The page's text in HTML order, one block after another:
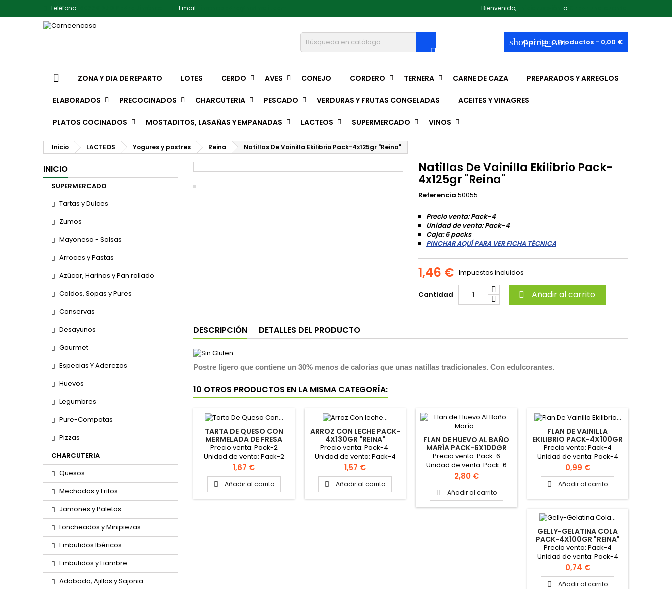
Teléfono: Email: Bienvenido, o
shopping_cart
Carrito:0Productos - 0,00 €

ZONA Y DIA DE REPARTO LOTES CERDO AVES CONEJO CORDERO TERNERA CARNE DE CAZA PREPARADOS Y ARREGLOS
ELABORADOS PRECOCINADOS CHARCUTERIA PESCADO VERDURAS Y FRUTAS CONGELADAS ACEITES Y VINAGRES
PLATOS COCINADOS MOSTADITOS, LASAÑAS Y EMPANADAS LACTEOS SUPERMERCADO VINOS
Inicio LACTEOS Yogures y postres Reina Natillas De Vainilla Ekilibrio Pack-4x125gr "Reina"
INICIO
SUPERMERCADO
Tartas y Dulces
Zumos
Mayonesa - Salsas
Arroces y Pastas
Azúcar, Harinas y Pan rallado
Caldos, Sopas y Pures
Conservas
Desayunos
Gourmet
Especias Y Aderezos
Huevos
Legumbres
Pure-Compotas
Pizzas
CHARCUTERIA
Quesos
Mechadas y Fritos
Jamones y Paletas
Loncheados y Minipiezas
Embutidos Ibéricos
Embutidos y Fiambre
Adobado, Ajillos y Sajonia
Natillas De Vainilla Ekilibrio Pack-
4x125gr "Reina"
Referencia 50055
Precio venta: Pack-4
Unidad de venta: Pack-4
Caja: 6 packs
PINCHAR AQUÍ PARA VER FICHA TÉCNICA
1,46 € Impuestos incluidos
Cantidad  Añadir al carrito
DESCRIPCIÓN DETALLES DEL PRODUCTO
Postre ligero que contiene un 30% menos de calorías que unas natillas tradicionales. Con edulcorantes.
10 OTROS PRODUCTOS EN LA MISMA CATEGORÍA:
TARTA DE QUESO CON
MERMELADA DE FRESA
PACK-2X100GR "REINA"
Precio venta: Pack-2
Unidad de venta: Pack-2
Caja: 12 packs
Precio
1,67 €
 Añadir al carrito
ARROZ CON LECHE PACK-
4X130GR "REINA"
Precio venta: Pack-4
Unidad de venta: Pack-4
Caja: 6 packs PINCHAR AQUÍ
PARA VER FICHA TÉCNICA
Precio
1,57 €
 Añadir al carrito
FLAN DE HUEVO AL BAÑO
MARÍA PACK-6X100GR
"REINA"
Precio venta: Pack-6
Unidad de venta: Pack-6
Caja: 8 packs PINCHAR AQUÍ
PARA VER FICHA TÉCNICA
Precio
2,80 €
 Añadir al carrito
FLAN DE VAINILLA
EKILIBRIO PACK-4X100GR
"REINA"
Precio venta: Pack-4
Unidad de venta: Pack-4
Caja: 12 packs PINCHAR
AQUÍ PARA VER FICHA
TÉCNICA
Precio
0,99 €
 Añadir al carrito
GELLY-GELATINA COLA
PACK-4X100GR "REINA"
Precio venta: Pack-4
Unidad de venta: Pack-4
Caja: 12 packs PINCHAR
AQUÍ PARA VER FICHA
TÉCNICA
Precio
0,74 €
 Añadir al carrito